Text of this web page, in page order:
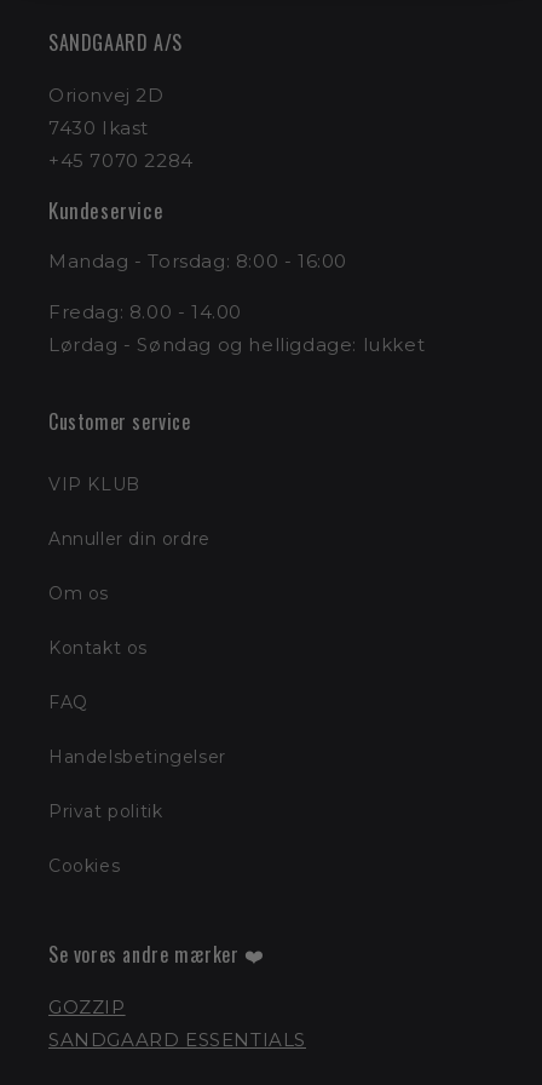
SANDGAARD A/S
Orionvej 2D
7430 Ikast
+45 7070 2284
Kundeservice
Mandag - Torsdag: 8:00 - 16:00
Fredag: 8.00 - 14.00
Lørdag - Søndag og helligdage: lukket
Customer service
VIP KLUB
Annuller din ordre
Om os
Kontakt os
FAQ
Handelsbetingelser
Privat politik
Cookies
Se vores andre mærker ❤️
GOZZIP
SANDGAARD ESSENTIALS